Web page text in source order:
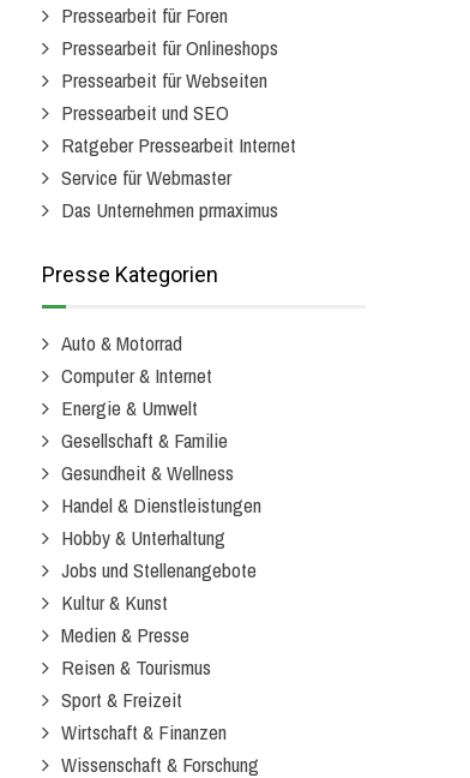
Pressearbeit für Foren
Pressearbeit für Onlineshops
Pressearbeit für Webseiten
Pressearbeit und SEO
Ratgeber Pressearbeit Internet
Service für Webmaster
Das Unternehmen prmaximus
Presse Kategorien
Auto & Motorrad
Computer & Internet
Energie & Umwelt
Gesellschaft & Familie
Gesundheit & Wellness
Handel & Dienstleistungen
Hobby & Unterhaltung
Jobs und Stellenangebote
Kultur & Kunst
Medien & Presse
Reisen & Tourismus
Sport & Freizeit
Wirtschaft & Finanzen
Wissenschaft & Forschung